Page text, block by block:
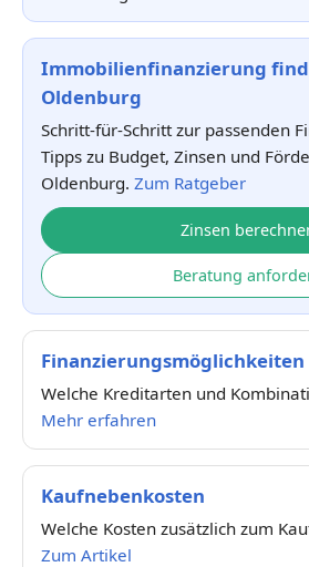
Immobilienfinanzierung
Oldenburg
Schritt-für-Schritt zur passenden
Tipps zu Budget, Zinsen und
Oldenburg. Zum Ratgeber
Zinsen
Beratung
Finanzierungsmöglichkeiten
Welche Kreditarten und
Mehr erfahren
Kaufnebenkosten
Welche Kosten zusätzlich zum
Zum Artikel